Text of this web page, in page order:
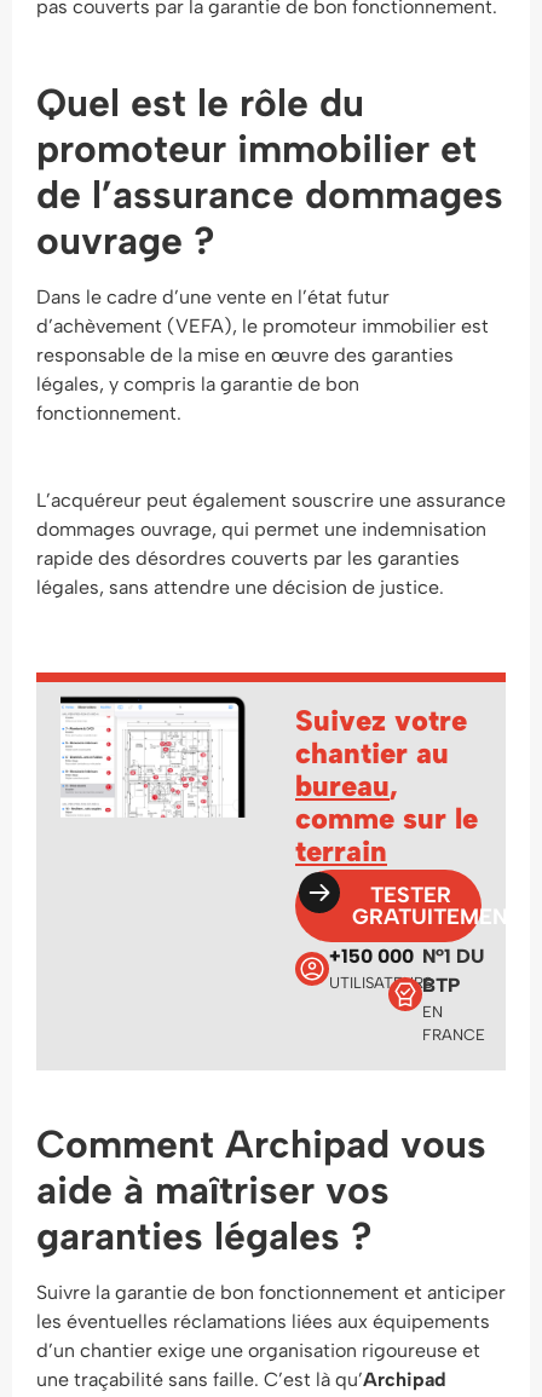
pas couverts par la garantie de bon fonctionnement.
Quel est le rôle du
promoteur immobilier et
de l’assurance dommages
ouvrage ?
Dans le cadre d’une vente en l’état futur
d’achèvement (VEFA), le promoteur immobilier est
responsable de la mise en œuvre des garanties
légales, y compris la garantie de bon
fonctionnement.
L’acquéreur peut également souscrire une assurance
dommages ouvrage, qui permet une indemnisation
rapide des désordres couverts par les garanties
légales, sans attendre une décision de justice.
Suivez votre
chantier au
bureau,
comme sur le
terrain
TESTER
GRATUITEMENT
+150 000
UTILISATEURS
N°1 DU
BTP
EN
FRANCE
Comment Archipad vous
aide à maîtriser vos
garanties légales ?
Suivre la garantie de bon fonctionnement et anticiper
les éventuelles réclamations liées aux équipements
d’un chantier exige une organisation rigoureuse et
une traçabilité sans faille. C’est là qu’Archipad